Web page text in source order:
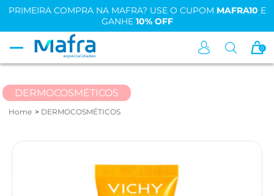
PRIMEIRA COMPRA NA MAFRA? USE O CUPOM MAFRA10 E
GANHE 10% OFF
0
DERMOCOSMÉTICOS
Home DERMOCOSMÉTICOS